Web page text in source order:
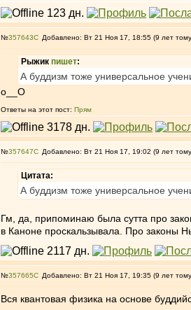
№357643 Добавлено: Вт 21 Ноя 17, 18:55 (9 лет
Рыжик пишет:
А буддизм тоже универсальное
о__О
Ответы на этот пост: Прям
№357647 Добавлено: Вт 21 Ноя 17, 19:02 (9 лет
Цитата:
А буддизм тоже универсальное
Гм, да, припоминаю была сутта про
в Каноне проскальзывала. Про законы
№357665 Добавлено: Вт 21 Ноя 17, 19:35 (9 лет
Вся квантовая физика на основе